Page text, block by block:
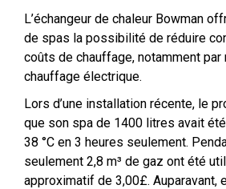
L’échangeur de chaleur Bowman
de spas la possibilité de réduire
coûts de chauffage, notamment par
chauffage électrique.
Lors d’une installation récente, le
que son spa de 1400 litres avait
38 °C en 3 heures seulement.
seulement 2,8 m³ de gaz ont été
approximatif de 3,00£. Auparavant,